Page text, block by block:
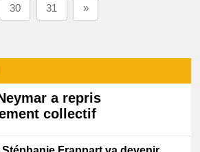
30 31 »
a repris
collectif